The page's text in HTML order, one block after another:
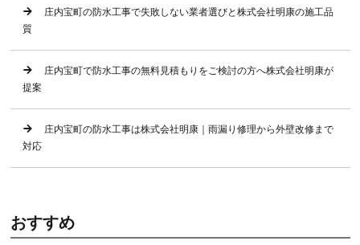
庄内宝町の防水工事で失敗しない業者選びと株式会社明康の施工品
質
庄内宝町で防水工事の無料見積もりをご検討の方へ株式会社明康が
提案
庄内宝町の防水工事は株式会社明康｜雨漏り修理から外壁改修まで
対応
おすすめ